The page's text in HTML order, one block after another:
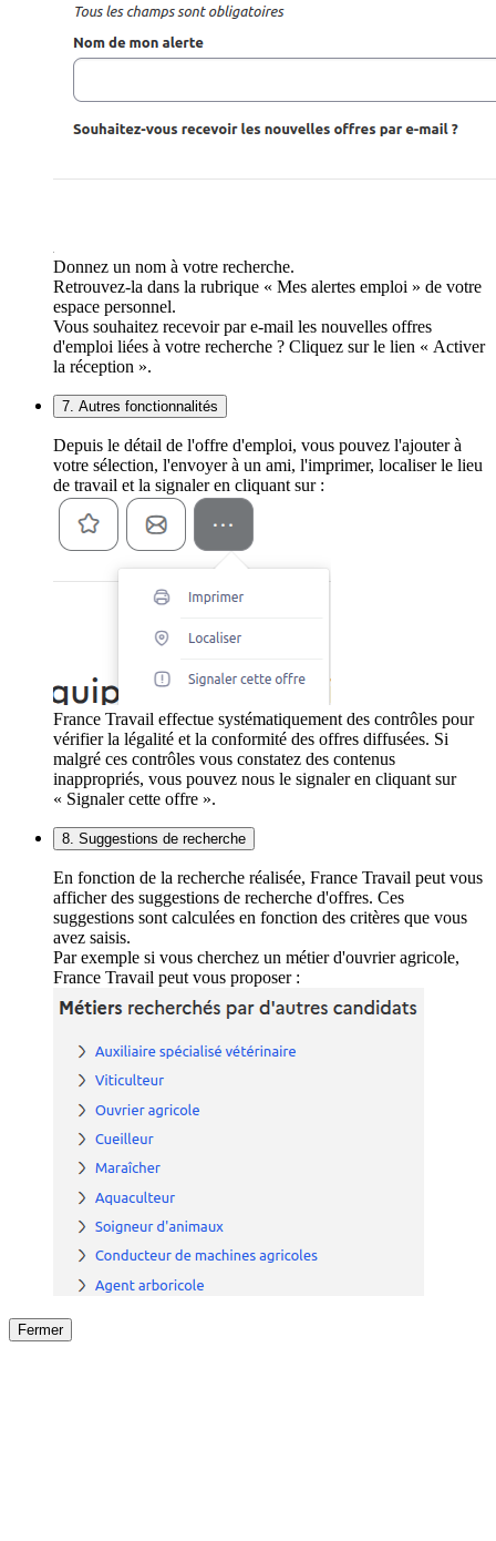
Donnez un nom à votre recherche.
Retrouvez-la dans la rubrique « Mes alertes emploi » de votre
espace personnel.
Vous souhaitez recevoir par e-mail les nouvelles offres
d'emploi liées à votre recherche ? Cliquez sur le lien « Activer
la réception ».
7. Autres fonctionnalités
Depuis le détail de l'offre d'emploi, vous pouvez l'ajouter à
votre sélection, l'envoyer à un ami, l'imprimer, localiser le lieu
de travail et la signaler en cliquant sur :
France Travail effectue systématiquement des contrôles pour
vérifier la légalité et la conformité des offres diffusées. Si
malgré ces contrôles vous constatez des contenus
inappropriés, vous pouvez nous le signaler en cliquant sur
« Signaler cette offre ».
8. Suggestions de recherche
En fonction de la recherche réalisée, France Travail peut vous
afficher des suggestions de recherche d'offres. Ces
suggestions sont calculées en fonction des critères que vous
avez saisis.
Par exemple si vous cherchez un métier d'ouvrier agricole,
France Travail peut vous proposer :
Fermer